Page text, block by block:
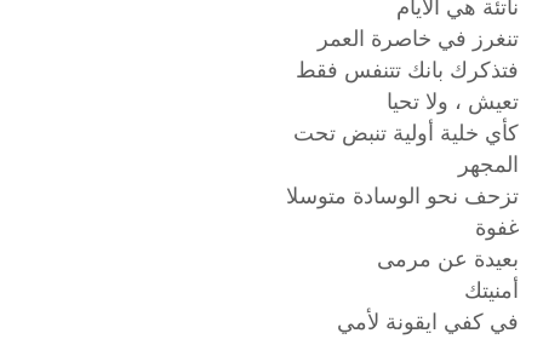
تنغرز في خاصرة العمر
فتذكرك بانك تتنفس فقط
تعيش ، ولا تحيا
كأي خلية أولية تنبض تحت
المجهر
تزحف نحو الوسادة متوسلا
غفوة
بعيدة عن مرمى
أمنيتك
في كفي ايقونة لأمي